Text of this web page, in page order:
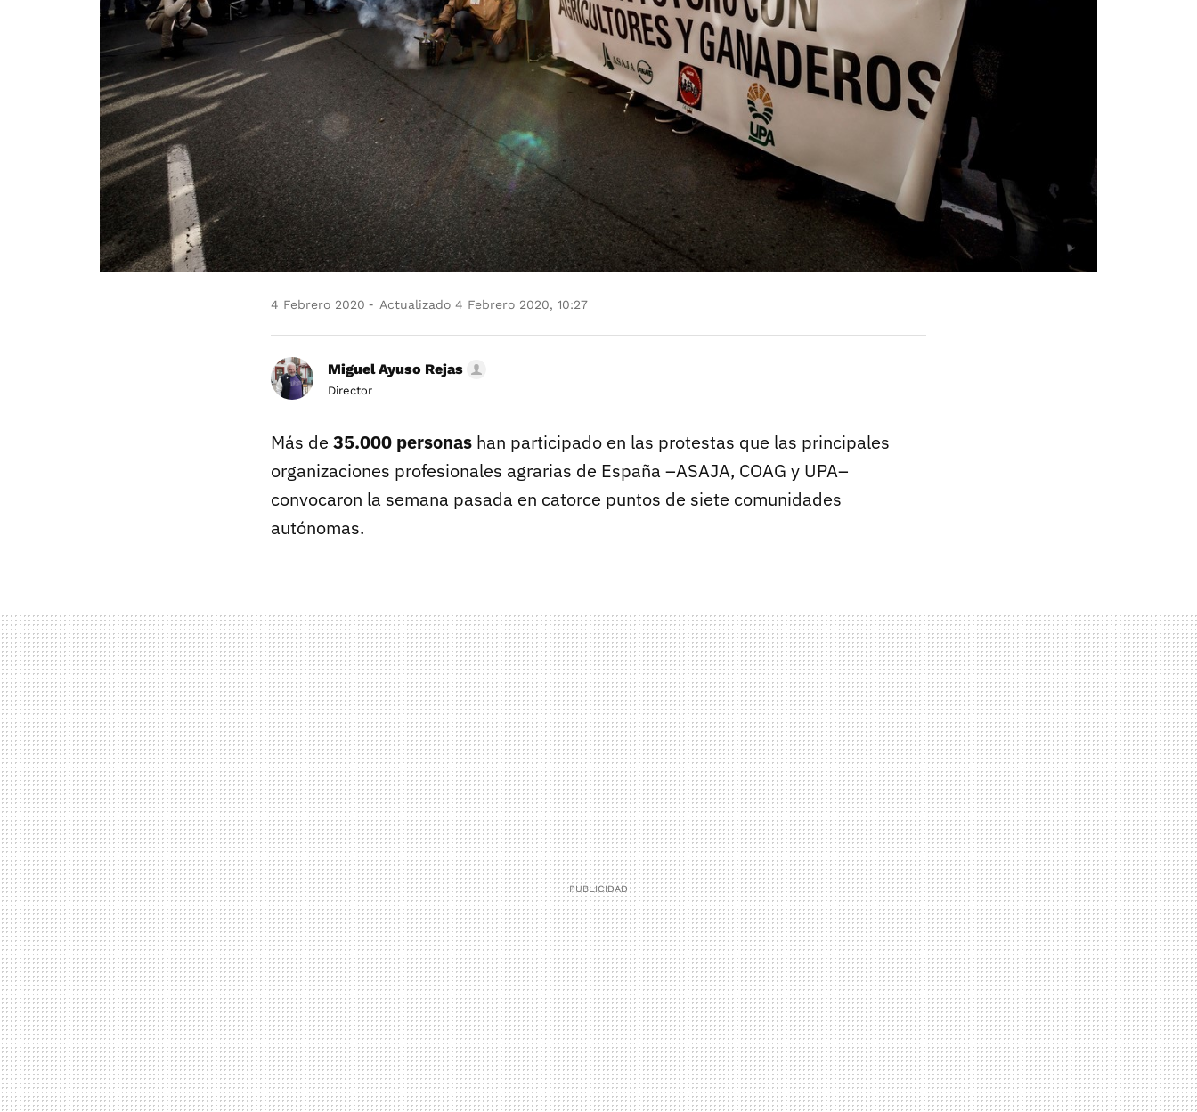
4 Febrero 2020 Actualizado 4 Febrero 2020, 10:27
Miguel Ayuso Rejas
Director
Más de 35.000 personas han participado en las protestas que las principales
organizaciones profesionales agrarias de España –ASAJA, COAG y UPA–
convocaron la semana pasada en catorce puntos de siete comunidades
autónomas.